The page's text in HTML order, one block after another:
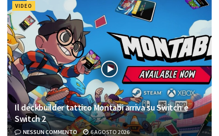
VIDEO
Il deckbuilder tattico Montabi arriva su Switch e
Switch 2
NESSUN COMMENTO 6 AGOSTO 2026